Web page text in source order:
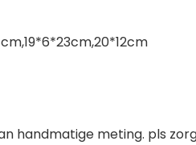
handmatige meting. pls